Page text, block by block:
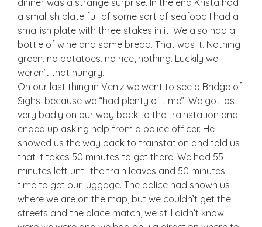
dinner was a strange surprise. In the end Krista had
a smallish plate full of some sort of seafood I had a
smallish plate with three stakes in it. We also had a
bottle of wine and some bread. That was it. Nothing
green, no potatoes, no rice, nothing. Luckily we
weren’t that hungry.
On our last thing in Veniz we went to see a Bridge of
Sighs, because we “had plenty of time”. We got lost
very badly on our way back to the trainstation and
ended up asking help from a police officer. He
showed us the way back to trainstation and told us
that it takes 50 minutes to get there. We had 55
minutes left until the train leaves and 50 minutes
time to get our luggage. The police had shown us
where we are on the map, but we couldn’t get the
streets and the place match, we still didn’t know